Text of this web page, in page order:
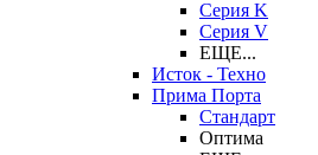
Серия K
Серия V
ЕЩЕ...
Исток - Техно
Прима Порта
Стандарт
Оптима